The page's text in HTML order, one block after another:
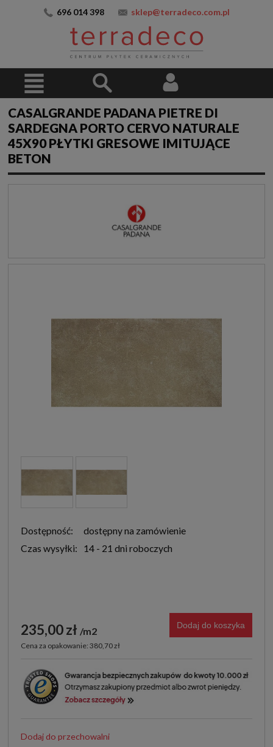
696 014 398 sklep@terradeco.com.pl
CASALGRANDE PADANA PIETRE DI
SARDEGNA PORTO CERVO NATURALE
45X90 PŁYTKI GRESOWE IMITUJĄCE
BETON
Dostępność:
dostępny na zamówienie
Czas wysyłki:
14 - 21 dni roboczych
235,00 zł m2
Cena za opakowanie: 380,70 zł
Dodaj do koszyka
Dodaj do przechowalni